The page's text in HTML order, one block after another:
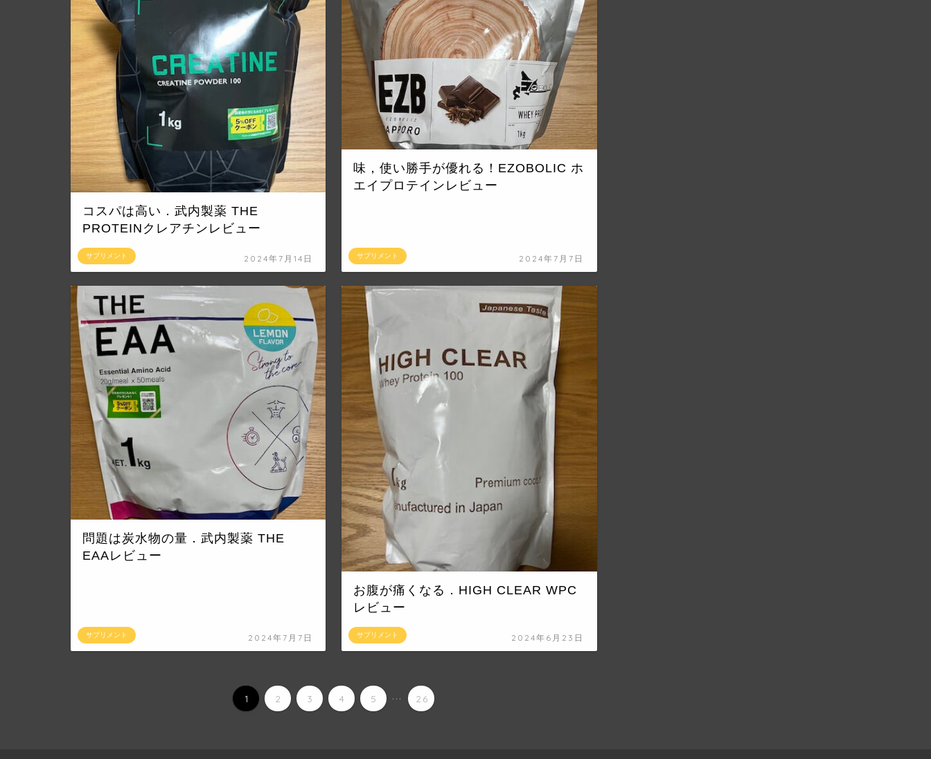
サプリメント
コスパは高い．武内製薬 THE
PROTEINクレアチンレビュー
2024年7月14日 サプリメント
味，使い勝手が優れる！EZOBOLIC ホ
エイプロテインレビュー
2024年7月7日
サプリメント
問題は炭水物の量．武内製薬 THE
EAAレビュー
2024年7月7日 サプリメント
お腹が痛くなる．HIGH CLEAR WPC
レビュー
2024年6月23日
1 2 3 4 5 ... 26